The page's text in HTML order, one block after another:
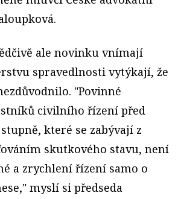
ale novinku vnímají
spravedlnosti vytýkají, že
"Povinné
civilního řízení před
které se zabývají z
skutkového stavu, není
a zrychlení řízení samo o
myslí si předseda